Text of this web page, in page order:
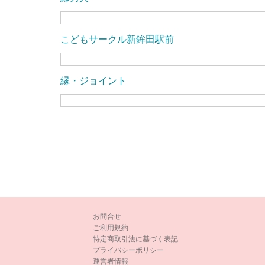
こどもサークル新鉾田駅前
縁・ジョイント
お問合せ
ご利用規約
特定商取引法に基づく表記
プライバシーポリシー
運営者情報